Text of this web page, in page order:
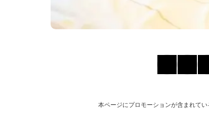
本ページにプロモーションが含まれて